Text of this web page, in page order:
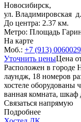
Новосибирск,
ул. Владимировская
До центра: 2.37 км.
Метро: Площадь
На карте
Моб.: +7 (913) 0060029
Уточнить ценыЦена
Расположен в городе
лаундж, 18 номеров
хостеле оборудованы
ванная комната, шкаф
Связаться напрямую
Подробнее